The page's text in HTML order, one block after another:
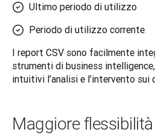
Ultimo periodo di utilizzo
Periodo di utilizzo corrente
I report CSV sono facilmente
strumenti di business
intuitivi l’analisi e l’intervento sui
Maggiore